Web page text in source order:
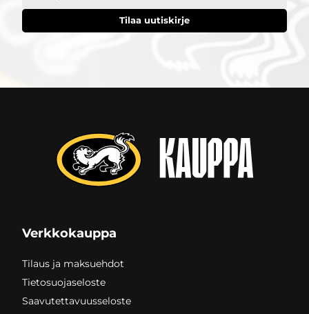
Verkkokauppa
Tilaus ja maksuehdot
Tietosuojaseloste
Saavutettavuusseloste